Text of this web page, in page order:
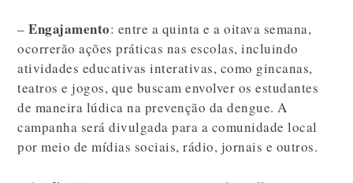
– Engajamento: entre a quinta e a oitava semana,
ocorrerão ações práticas nas escolas, incluindo
atividades educativas interativas, como gincanas,
teatros e jogos, que buscam envolver os estudantes
de maneira lúdica na prevenção da dengue. A
campanha será divulgada para a comunidade local
por meio de mídias sociais, rádio, jornais e outros.